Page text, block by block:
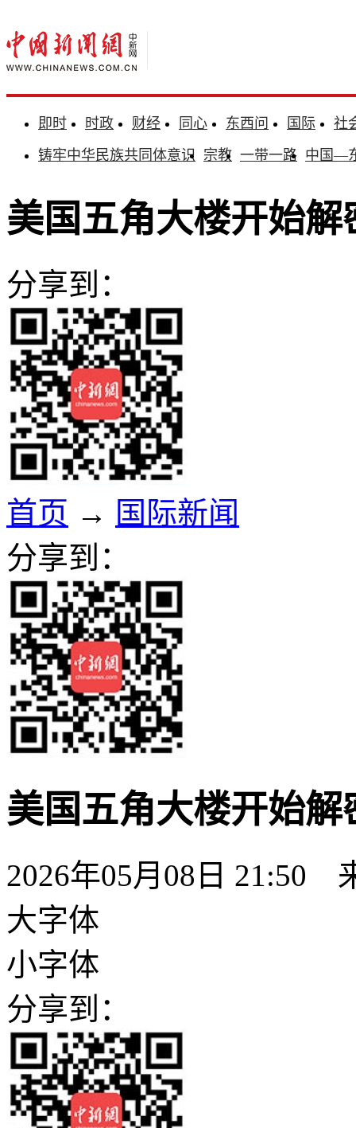
即时 时政 财经 同心 东西问 国际
社
铸牢中华民族共同体意识 宗教 一带一路 中国—
美国五角大楼开始解
分享到：
首页 → 国际新闻
分享到：
美国五角大楼开始解
2026年05月08日 21:50
大字体
小字体
分享到：